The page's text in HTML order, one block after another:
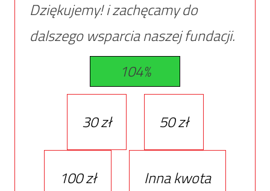
Dziękujemy! i zachęcamy do
dalszego wsparcia naszej fundacji.
104%
30 zł 50 zł
100 zł
Inna kwota